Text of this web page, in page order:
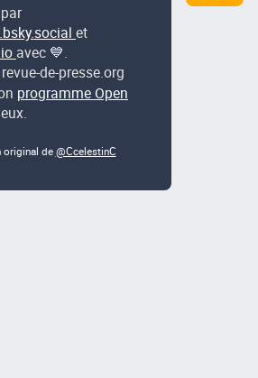
et
avec 💙.
de-presse.org
programme Open
original de@CcelestinC